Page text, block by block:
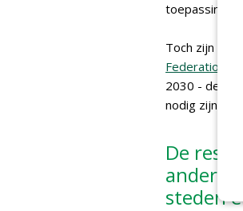
toepassing
Toch zijn er
Federation of
2030 - deels
nodig zijn
De
andere
steden